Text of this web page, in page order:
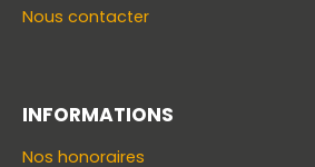
Nous contacter
INFORMATIONS
Nos honoraires